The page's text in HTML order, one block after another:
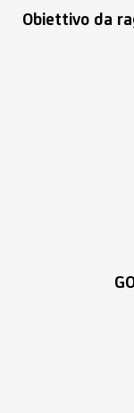
Obiettivo da